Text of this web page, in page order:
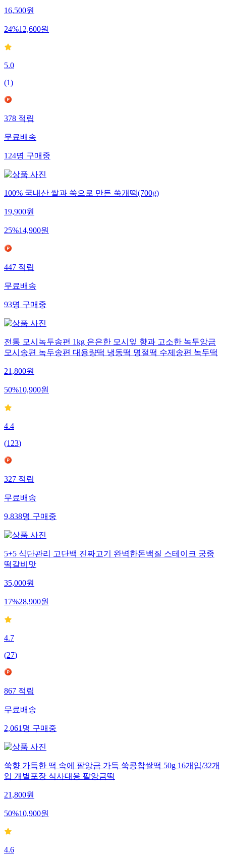
16,500원
24%12,600원
5.0
(1)
378적립
무료배송
124명구매중
100% 국내산 쌀과 쑥으로 만든 쑥개떡(700g)
19,900원
25%14,900원
447적립
무료배송
93명구매중
전통 모시녹두송편 1kg 은은한 모시잎 향과 고소한 녹두앙금
모시송편 녹두송편 대용량떡 냉동떡 명절떡 수제송편 녹두떡
21,800원
50%10,900원
4.4
(123)
327적립
무료배송
9,838명구매중
5+5 식단관리 고단백 진짜고기 완벽한돈백질 스테이크 궁중
떡갈비맛
35,000원
17%28,900원
4.7
(27)
867적립
무료배송
2,061명구매중
쑥향 가득한 떡 속에 팥앙금 가득 쑥콩찹쌀떡 50g 16개입/32개
입 개별포장 식사대용 팥앙금떡
21,800원
50%10,900원
4.6